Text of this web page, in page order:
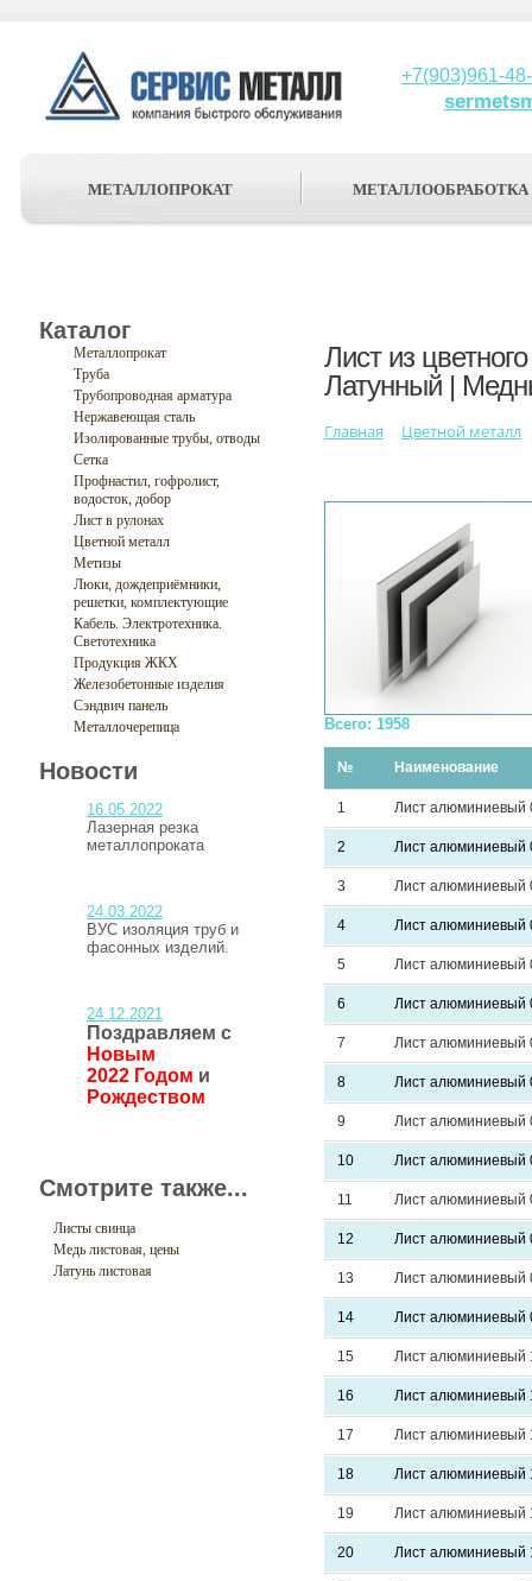
+7(903)961-
МЕТАЛЛОПРОКАТ МЕТАЛЛООБРАБОТКА
Каталог
Металлопрокат
Труба
Трубопроводная арматура
Нержавеющая сталь
Изолированные трубы, отводы
Сетка
Профнастил, гофролист,
водосток, добор
Лист в рулонах
Цветной металл
Метизы
Люки, дождеприёмники,
решетки, комплектующие
Кабель. Электротехника.
Светотехника
Продукция ЖКХ
Железобетонные изделия
Сэндвич панель
Металлочерепица
Новости
16.05.2022
Лазерная резка
металлопроката
24.03.2022
ВУС изоляция труб и
фасонных изделий.
24.12.2021
Поздравляем с
Новым
2022 Годом и
Рождеством
Смотрите также...
Листы свинца
Медь листовая, цены
Латунь листовая
Лист из
Латунный |
Главная Цветной металл
Всего: 1958
№ Наименование
1 Лист алюминиевый
2 Лист алюминиевый
3 Лист алюминиевый
4 Лист алюминиевый
5 Лист алюминиевый
6 Лист алюминиевый
7 Лист алюминиевый
8 Лист алюминиевый
9 Лист алюминиевый
10 Лист
11 Лист алюминиевый
12 Лист
13 Лист
14 Лист
15 Лист алюминиевый
16 Лист
17 Лист алюминиевый
18 Лист алюминиевый
19 Лист алюминиевый
20 Лист алюминиевый